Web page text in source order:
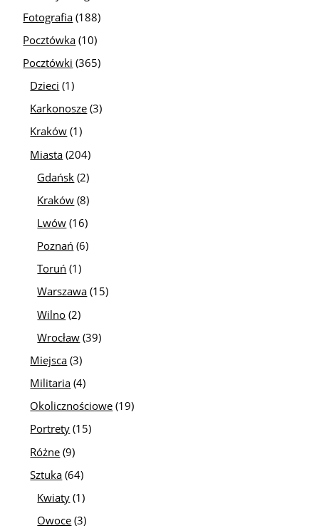
Fotografia (188)
Pocztówka (10)
Pocztówki (365)
Dzieci (1)
Karkonosze (3)
Kraków (1)
Miasta (204)
Gdańsk (2)
Kraków (8)
Lwów (16)
Poznań (6)
Toruń (1)
Warszawa (15)
Wilno (2)
Wrocław (39)
Miejsca (3)
Militaria (4)
Okolicznościowe (19)
Portrety (15)
Różne (9)
Sztuka (64)
Kwiaty (1)
Owoce (3)